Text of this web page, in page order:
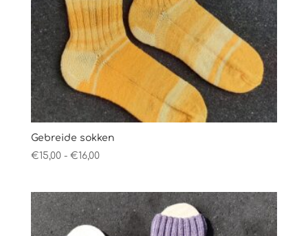
Gebreide sokken
€15,00 - €16,00Prijsklasse:
€16,00